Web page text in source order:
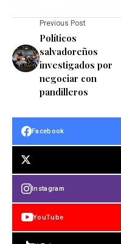
Previous Post
Políticos
salvadoreños
investigados por
negociar con
pandilleros
Facebook
Instagram
YouTube